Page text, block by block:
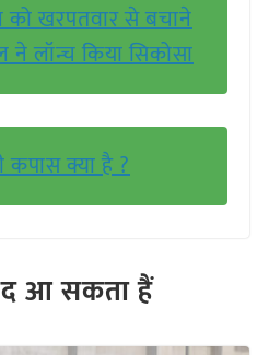
खरपतवार से बचाने
ने लॉन्च किया सिकोसा
कपास क्या है ?
आ सकता हैं